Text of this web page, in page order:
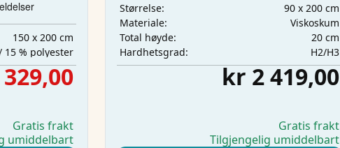
150 x 200 cm
15 % polyester
Gratis frakt
umiddelbart
Størrelse:
90 x 200 cm
Materiale:
Viskoskum
Total høyde:
20 cm
Hardhetsgrad:
H2/H3
kr 2 419,00
Gratis frakt
Tilgjengelig umiddelbart